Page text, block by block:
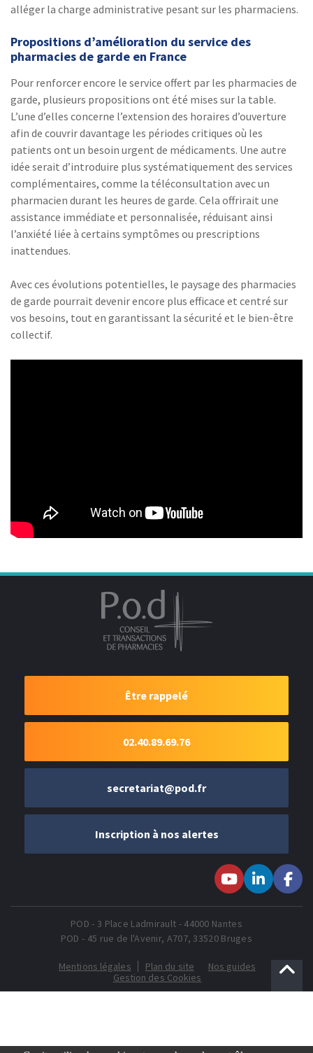
alléger la charge administrative pesant sur les pharmaciens.
Propositions d’amélioration du service des
pharmacies de garde en France
Pour renforcer encore le service offert par les pharmacies de
garde, plusieurs propositions ont été mises sur la table.
L’une d’elles concerne l’extension des horaires d’ouverture
afin de couvrir davantage les périodes critiques où les
patients ont un besoin urgent de médicaments. Une autre
idée serait d’introduire plus systématiquement des services
complémentaires, comme la téléconsultation avec un
pharmacien durant les heures de garde. Cela offrirait une
assistance immédiate et personnalisée, réduisant ainsi
l’anxiété liée à certains symptômes ou prescriptions
inattendues.
Avec ces évolutions potentielles, le paysage des pharmacies
de garde pourrait devenir encore plus efficace et centré sur
vos besoins, tout en garantissant la sécurité et le bien-être
collectif.
Être rappelé
02.40.89.69.76
secretariat@pod.fr
Inscription à nos alertes
Youtubesur LinkedIn
nous sur
POD - 3 Place Ladmirault - 44000 Nantes
POD - 45 rue de l'Avenir, A707, 33520 Bruges
Mentions légales Plan du site
Nos guides
Gestion des Cookies